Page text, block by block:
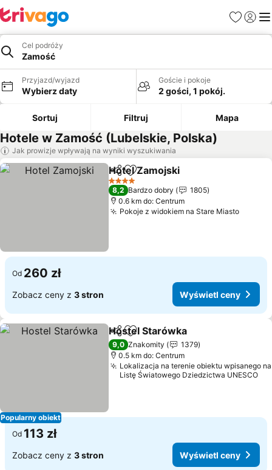
Ulubione
Cel podróży
Zamość
Przyjazd/wyjazd
Wybierz daty
Goście i pokoje
2 gości, 1 pokój.
Sortuj Filtruj Mapa
Hotele w Zamość (Lubelskie, Polska)
Jak prowizje wpływają na wyniki wyszukiwania
Udostępnij
Dodaj do ulubionych
Hotel Zamojski
4 Kategoria
8,2 Bardzo dobry
1805
0.6 km do: Centrum
Pokoje z widokiem na Stare Miasto
Od 260 zł
Zobacz ceny z 3 stron Wyświetl ceny
Popularny obiekt
Udostępnij
Dodaj do ulubionych
Hostel Starówka
9,0 Znakomity
1379
0.5 km do: Centrum
Lokalizacja na terenie obiektu wpisanego na
Listę Światowego Dziedzictwa UNESCO
Od 113 zł
Zobacz ceny z 3 stron Wyświetl ceny